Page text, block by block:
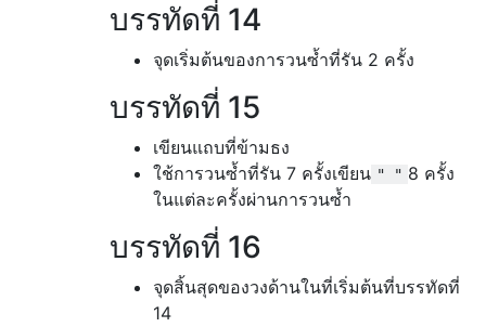
บรรทัดที่ 14
จุดเริ่มต้นของการวนซ้ำที่รัน 2 ครั้ง
บรรทัดที่ 15
เขียนแถบที่ข้ามธง
ใช้การวนซ้ำที่รัน 7 ครั้งเขียน " " 8 ครั้ง
ในแต่ละครั้งผ่านการวนซ้ำ
บรรทัดที่ 16
จุดสิ้นสุดของวงด้านในที่เริ่มต้นที่บรรทัดที่
14